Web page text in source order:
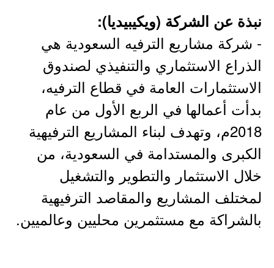
نبذة عن الشركة (ويكيبيديا):
- شركة مشاريع الترفيه السعودية هي
الذراع الاستثماري والتنفيذي لصندوق
الاستثمارات العامة في قطاع الترفيه،
بدأت أعمالها في الربع الأول من عام
2018م، وتهدف لبناء المشاريع الترفيهية
الكبرى والمستدامة في السعودية، من
خلال الاستثمار والتطوير والتشغيل
لمختلف المشاريع والمقاصد الترفيهية
بالشراكة مع مستثمرين محليين وعالميين.